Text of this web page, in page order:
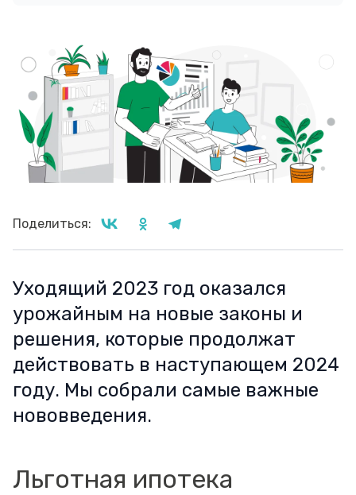
Поделиться:
Уходящий 2023 год оказался
урожайным на новые законы и
решения, которые продолжат
действовать в наступающем 2024
году. Мы собрали самые важные
нововведения.
Льготная ипотека